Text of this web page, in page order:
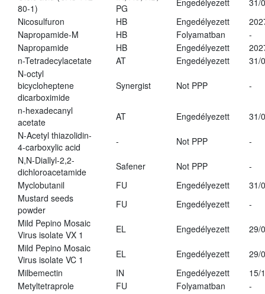
80-1)
PG
Engedélyezett
31/
Nicosulfuron
HB Engedélyezett
Napropamide-M
HB Folyamatban
-
Napropamide
HB Engedélyezett
n-Tetradecylacetate
AT Engedélyezett
31/
N-octyl
bicycloheptene
dicarboximide
Synergist Not PPP -
n-hexadecanyl
acetate
AT Engedélyezett
31/
N-Acetyl thiazolidin-
4-carboxylic acid
- Not PPP
-
N,N-Diallyl-2,2-
dichloroacetamide
Safener Not PPP
-
Myclobutanil
FU Engedélyezett
31/
Mustard seeds
powder
FU Engedélyezett
-
Mild Pepino Mosaic
Virus isolate VX 1
EL Engedélyezett
29/
Mild Pepino Mosaic
Virus isolate VC 1
EL Engedélyezett
29/
Milbemectin
IN Engedélyezett
15/
Metyltetraprole
FU Folyamatban
-